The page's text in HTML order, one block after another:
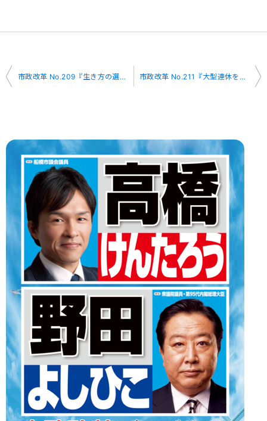
投
ゲ
ン
市政改革 No.209『生き方の選択肢』 市政改革 No.211『大型連休を目前に控えて』